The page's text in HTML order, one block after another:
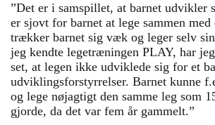
”Det er i samspillet, at barnet udvikler
er sjovt for barnet at lege sammen med
trækker barnet sig væk og leger selv
jeg kendte legetræningen PLAY, har
set, at legen ikke udviklede sig for et
udviklingsforstyrrelser. Barnet kunne
og lege nøjagtigt den samme leg som
gjorde, da det var fem år gammelt.”